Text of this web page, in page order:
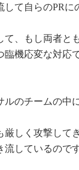
て自らのPRに
て、もし両者と
機応変な対応
ルのチームの中
厳しく攻撃して
流しているので